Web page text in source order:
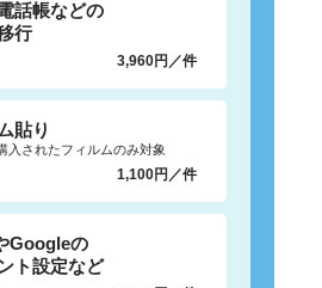
話帳などの
行
3,960円／件
貼り
入されたフィルムのみ対象
1,100円／件
Googleの
ト設定など